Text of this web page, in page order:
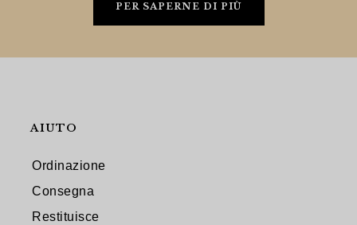
PER SAPERNE DI PIÙ
AIUTO
Ordinazione
Consegna
Restituisce